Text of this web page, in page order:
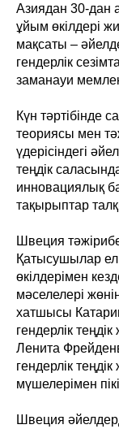
Азиядан 30-дан
ұйым өкілдері
мақсаты –
гендерлік
заманауи
Күн тәртібінде
теориясы мен
үдерісіндегі
теңдік
инновациялық
тақырыптар
Швеция
Қатысушылар ел
өкілдерімен
мәселелері
хатшысы
гендерлік
Ленита
гендерлік
мүшелерімен
Швеция